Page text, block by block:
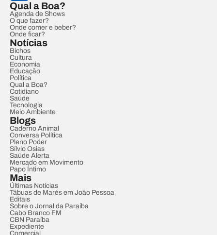
Qual a Boa?
Agenda de Shows
O que fazer?
Onde comer e beber?
Onde ficar?
Notícias
Bichos
Cultura
Economia
Educação
Política
Qual a Boa?
Cotidiano
Saúde
Tecnologia
Meio Ambiente
Blogs
Caderno Animal
Conversa Política
Pleno Poder
Sílvio Osias
Saúde Alerta
Mercado em Movimento
Papo Íntimo
Mais
Últimas Notícias
Tábuas de Marés em João Pessoa
Editais
Sobre o Jornal da Paraíba
Cabo Branco FM
CBN Paraíba
Expediente
Comercial